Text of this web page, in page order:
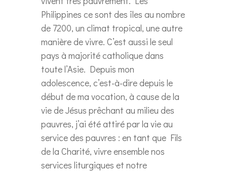
Philippines ce sont des îles au nombre
de 7200, un climat tropical, une autre
manière de vivre. C’est aussi le seul
pays à majorité catholique dans
toute l’Asie. Depuis mon
adolescence, c’est-à-dire depuis le
début de ma vocation, à cause de la
vie de Jésus prêchant au milieu des
pauvres, j’ai été attiré par la vie au
service des pauvres : en tant que Fils
de la Charité, vivre ensemble nos
services liturgiques et notre